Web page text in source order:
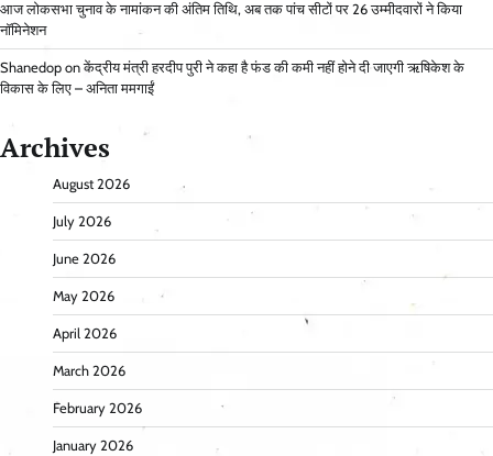
आज लोकसभा चुनाव के नामांकन की अंतिम तिथि, अब तक पांच सीटों पर 26 उम्मीदवारों ने किया
नॉमिनेशन
Shanedop onकेंद्रीय मंत्री हरदीप पुरी ने कहा है फंड की कमी नहीं होने दी जाएगी ऋषिकेश के
विकास के लिए – अनिता ममगाईं
Archives
August 2026
July 2026
June 2026
May 2026
April 2026
March 2026
February 2026
January 2026